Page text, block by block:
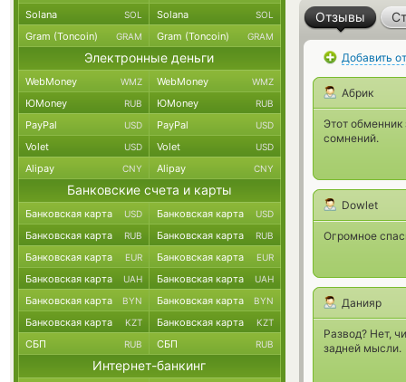
Отзывы
Добавить
Абрик
Этот
сомнений.
Dowlet
Огромное
Данияр
Развод? Нет,
задней мысли.
Solana SOL Solana SOL
Gram (Toncoin) GRAM Gram (Toncoin) GRAM
Электронные деньги
WebMoney WMZ WebMoney WMZ
ЮMoney RUB ЮMoney RUB
PayPal USD PayPal USD
Volet USD Volet USD
Alipay CNY Alipay CNY
Банковские счета и карты
Банковская карта USD Банковская карта USD
Банковская карта RUB Банковская карта RUB
Банковская карта EUR Банковская карта EUR
Банковская карта UAH Банковская карта UAH
Банковская карта BYN Банковская карта BYN
Банковская карта KZT Банковская карта KZT
СБП RUB СБП RUB
Интернет-банкинг